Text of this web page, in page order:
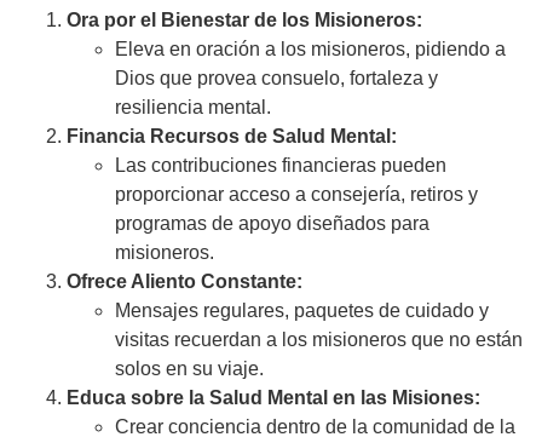
Ora por el Bienestar de los Misioneros:
Eleva en oración a los misioneros, pidiendo a
Dios que provea consuelo, fortaleza y
resiliencia mental.
Financia Recursos de Salud Mental:
Las contribuciones financieras pueden
proporcionar acceso a consejería, retiros y
programas de apoyo diseñados para
misioneros.
Ofrece Aliento Constante:
Mensajes regulares, paquetes de cuidado y
visitas recuerdan a los misioneros que no están
solos en su viaje.
Educa sobre la Salud Mental en las Misiones:
Crear conciencia dentro de la comunidad de la